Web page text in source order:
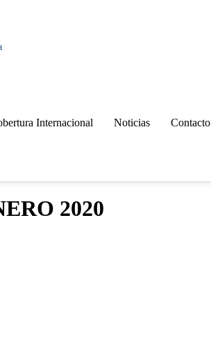
Internacional Noticias Contacto
2020